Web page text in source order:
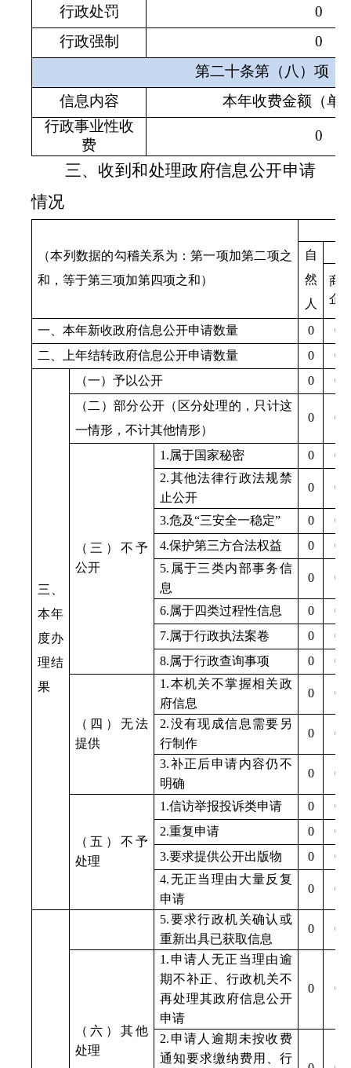
行政处罚
0
行政强制
0
第二十条第（八）项
信息内容
本年收费金额（单
行政事业性收
费
0
三、收到和处理政府信息公开申请
情况
（本列数据的勾稽关系为：第一项加第二项之
和，等于第三项加第四项之和）
自
然
人
商
企
一、本年新收政府信息公开申请数量 0
0
二、上年结转政府信息公开申请数量
0 0
三、
本年
度办
理结
果
（一）予以公开 0
0
（二）部分公开（区分处理的，只计这
一情形，不计其他情形）
0 0
（三）不予
公开
1.属于国家秘密 0
0
2.其他法律行政法规禁
止公开
0 0
3.危及“三安全一稳定” 0
0
4.保护第三方合法权益 0
0
5. 属于三类内部事务信
息
0 0
6.属于四类过程性信息 0
0
7.属于行政执法案卷 0
0
8.属于行政查询事项 0 0
（四）无法
提供
1.本机关不掌握相关政
府信息
0 0
2.没有现成信息需要另
行制作
0 0
3.补正后申请内容仍不
明确
0 0
（五）不予
处理
1.信访举报投诉类申请 0
0
2.重复申请 0
0
3.要求提供公开出版物 0
0
4.无正当理由大量反复
申请
0 0
5.要求行政机关确认或
重新出具已获取信息
0 0
（六）其他
处理
1. 申请人无正当理由逾
期不补正、行政机关不
再处理其政府信息公开
申请
0 0
2. 申请人逾期未按收费
通知要求缴纳费用、行